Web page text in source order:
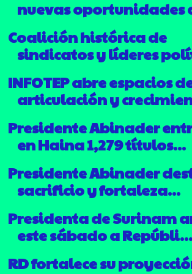
nuevas oportunidades
Coalición histórica de
sindicatos y líderes
INFOTEP abre espacios
articulación y
Presidente Abinader
en Haina 1,279 títulos...
Presidente Abinader
sacrificio y fortaleza...
Presidenta de Surinam
este sábado a Repúbli...
RD fortalece su